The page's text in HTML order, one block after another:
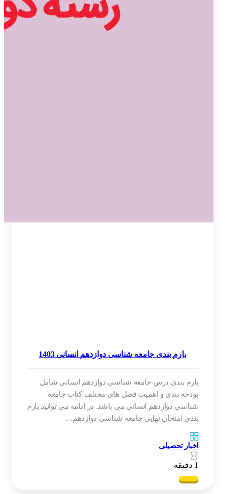
بارم بندی جامعه شناسی دوازدهم انسانی 1403
بارم بندی درس جامعه شناسی دوازدهم انسانی شامل
بودجه بندی و اهمیت فصل های مختلف کتاب جامعه
شناسی دوازدهم انسانی می باشد. در ادامه می توانید بارم
بندی امتحان نهایی جامعه شناسی دوازدهم…
اخبار تحصیلی